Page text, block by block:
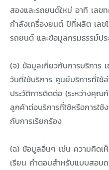
สองและรถยนต์ใหม่ อาทิ เลข
กำลังเครื่องยนต์ ปีที่ผลิต เลข
รถยนต์ และข้อมูลกรมธรรม์ป
(จ) ข้อมูลเกี่ยวกับการบริการ
วันที่ใช้บริการ ศูนย์บริการที่ใช้
ประวัติการติดต่อ (ระหว่างคุณ
ลูกค้าต่อบริการที่ใช้หรือการใ
กับการเรียกร้อง
(ฉ) ข้อมูลอื่นๆ เช่น ความคิดเ
เรียน คำตอบสำหรับแบบสอบ